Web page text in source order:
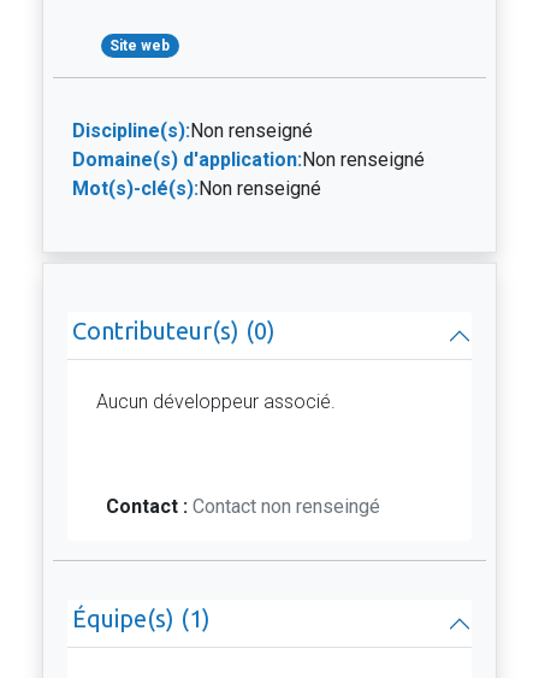
Site web
Discipline(s):Non renseigné
Domaine(s) d'application:Non renseigné
Mot(s)-clé(s):Non renseigné
Contributeur(s) (0)
Aucun développeur associé.
Contact : Contact non renseingé
Équipe(s) (1)